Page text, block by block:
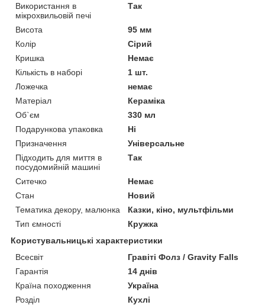
Використання в
мікрохвильовій печі
Так
Висота
95 мм
Колір
Сірий
Кришка
Немає
Кількість в наборі
1 шт.
Ложечка
немає
Матеріал
Кераміка
Об`єм
330 мл
Подарункова упаковка
Ні
Призначення
Універсальне
Підходить для миття в
посудомийній машині
Так
Ситечко
Немає
Стан
Новий
Тематика декору, малюнка
Казки, кіно, мультфільми
Тип ємності
Кружка
Користувальницькі характеристики
Всесвіт
Гравіті Фолз / Gravity Falls
Гарантія
14 днів
Країна походження
Україна
Розділ
Кухлі